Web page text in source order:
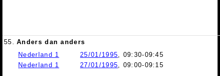
55. Anders dan anders
Nederland 1
25/01/1995, 09:30-09:45
Nederland 1
27/01/1995, 09:00-09:15